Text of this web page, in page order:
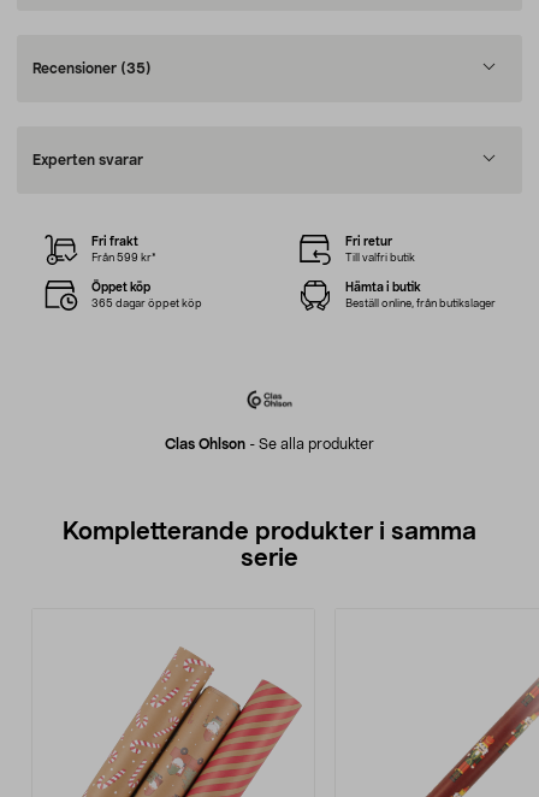
Recensioner (35)
Experten svarar
Clas Ohlson - Se alla produkter
Fri frakt
Från 599 kr*
Fri retur
Till valfri butik
Öppet köp
365 dagar öppet köp
Hämta i butik
Beställ online, från butikslager
Kompletterande produkter i samma
serie